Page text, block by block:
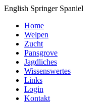
English Springer Spaniel
Home
Welpen
Zucht
Pansgrove
Jagdliches
Wissenswertes
Links
Login
Kontakt